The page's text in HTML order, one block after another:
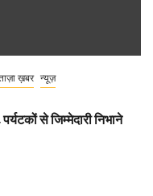
ख़बर न्यूज़
से जिम्मेदारी निभाने